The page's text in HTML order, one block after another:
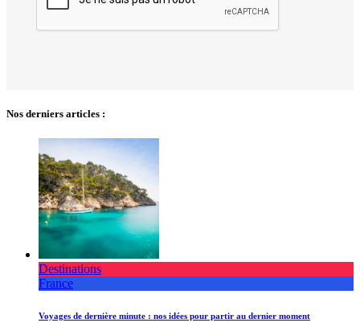
Nos derniers articles :
Destinations
France
Voyages de dernière minute : nos idées pour partir au dernier moment